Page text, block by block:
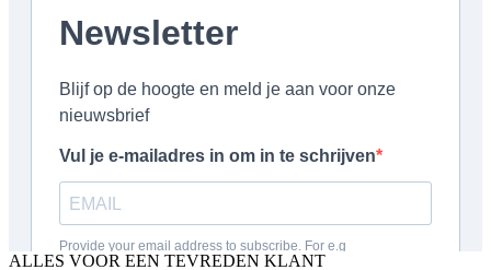
ALLES VOOR EEN TEVREDEN KLANT